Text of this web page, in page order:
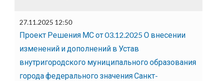
27.11.2025 12:50
Проект Решения МС от 03.12.2025 О внесении
изменений и дополнений в Устав
внутригородского муниципального образования
города федерального значения Санкт-